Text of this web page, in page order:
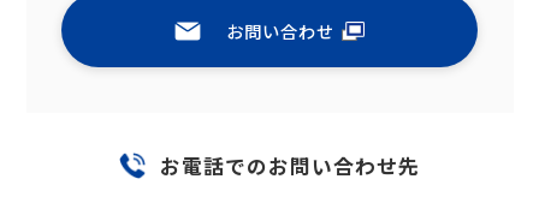
お問い合わせ
お電話でのお問い合わせ先